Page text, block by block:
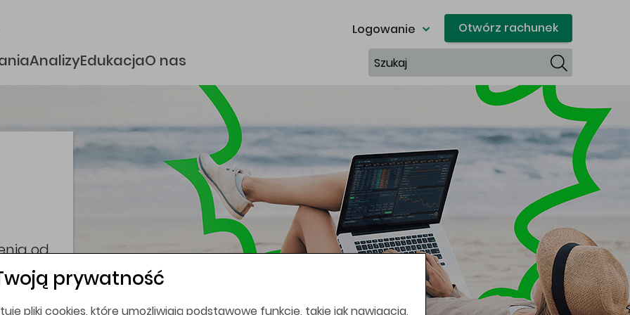
Logowanie Otwórz rachunek
AnalizyEdukacjaO nas Szukaj
prywatność
pliki cookies, które umożliwiają podstawowe funkcje, takie jak nawigacja,